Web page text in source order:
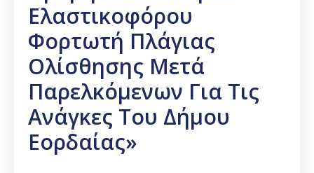
Ελαστικοφόρου
Φορτωτή Πλάγιας
Ολίσθησης Μετά
Παρελκόμενων Για Τις
Ανάγκες Του Δήμου
Εορδαίας»